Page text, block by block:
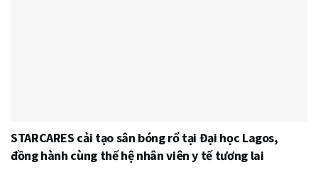
STARCARES cải tạo sân bóng rổ tại Đại học Lagos,
đồng hành cùng thế hệ nhân viên y tế tương lai